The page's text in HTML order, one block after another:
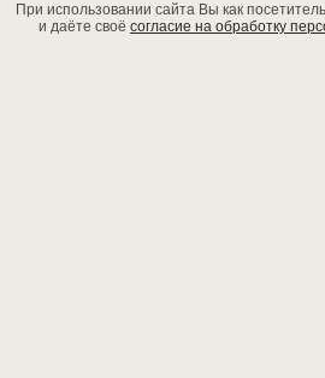
При использовании сайта Вы как
и даёте своё согласие на обработку